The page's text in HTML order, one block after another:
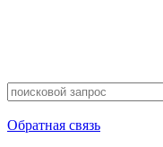
Обратная связь